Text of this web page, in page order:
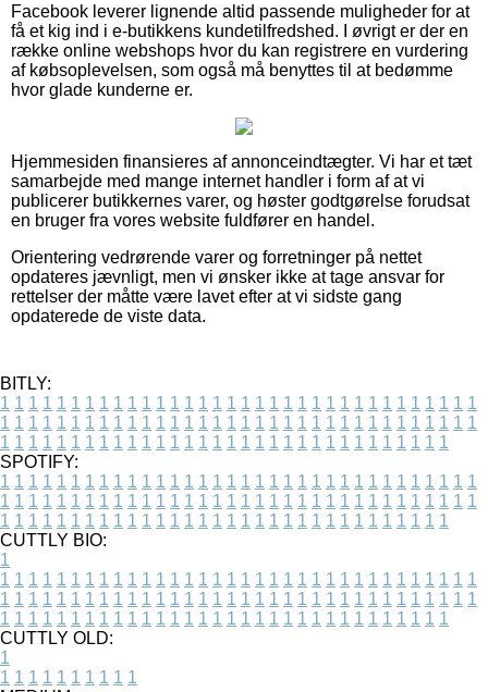
Facebook leverer lignende altid passende muligheder for at
få et kig ind i e-butikkens kundetilfredshed. I øvrigt er der en
række online webshops hvor du kan registrere en vurdering
af købsoplevelsen, som også må benyttes til at bedømme
hvor glade kunderne er.
Hjemmesiden finansieres af annonceindtægter. Vi har et tæt
samarbejde med mange internet handler i form af at vi
publicerer butikkernes varer, og høster godtgørelse forudsat
en bruger fra vores website fuldfører en handel.
Orientering vedrørende varer og forretninger på nettet
opdateres jævnligt, men vi ønsker ikke at tage ansvar for
rettelser der måtte være lavet efter at vi sidste gang
opdaterede de viste data.
BITLY:
1 1 1 1 1 1 1 1 1 1 1 1 1 1 1 1 1 1 1 1 1 1 1 1 1 1 1 1 1 1 1 1 1 1
1 1 1 1 1 1 1 1 1 1 1 1 1 1 1 1 1 1 1 1 1 1 1 1 1 1 1 1 1 1 1 1 1 1
1 1 1 1 1 1 1 1 1 1 1 1 1 1 1 1 1 1 1 1 1 1 1 1 1 1 1 1 1 1 1 1
SPOTIFY:
1 1 1 1 1 1 1 1 1 1 1 1 1 1 1 1 1 1 1 1 1 1 1 1 1 1 1 1 1 1 1 1 1 1
1 1 1 1 1 1 1 1 1 1 1 1 1 1 1 1 1 1 1 1 1 1 1 1 1 1 1 1 1 1 1 1 1 1
1 1 1 1 1 1 1 1 1 1 1 1 1 1 1 1 1 1 1 1 1 1 1 1 1 1 1 1 1 1 1 1
CUTTLY BIO:
1
1 1 1 1 1 1 1 1 1 1 1 1 1 1 1 1 1 1 1 1 1 1 1 1 1 1 1 1 1 1 1 1 1 1
1 1 1 1 1 1 1 1 1 1 1 1 1 1 1 1 1 1 1 1 1 1 1 1 1 1 1 1 1 1 1 1 1 1
1 1 1 1 1 1 1 1 1 1 1 1 1 1 1 1 1 1 1 1 1 1 1 1 1 1 1 1 1 1 1 1
CUTTLY OLD:
1
1 1 1 1 1 1 1 1 1 1